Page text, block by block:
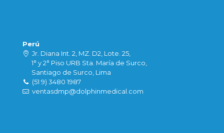
Perú
Jr. Diana Int. 2, MZ. D2, Lote. 25,
1° y 2° Piso URB Sta. María de Surco,
Santiago de Surco, Lima
(51 9) 3480 1987
ventasdmp@dolphinmedical.com